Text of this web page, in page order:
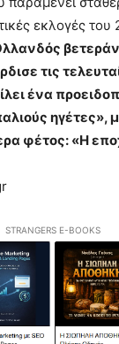
εκλογές του
τις
ένα
ηγέτες»,
φέτος: «Η
STRANGERS E-BOOKS